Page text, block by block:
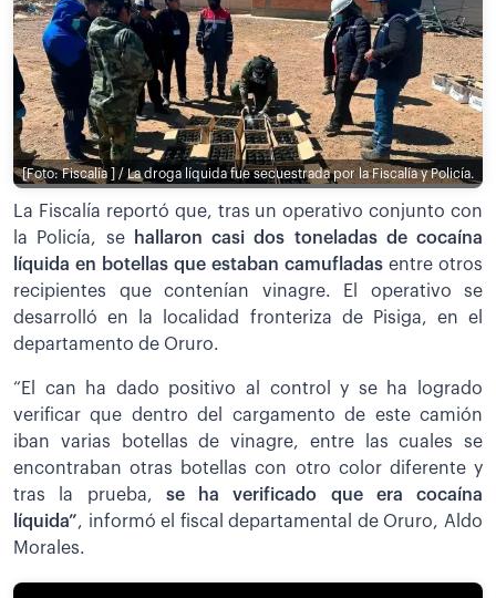
[Foto: Fiscalía ] / La droga líquida fue secuestrada por la Fiscalía y Policía.
La Fiscalía reportó que, tras un operativo conjunto con
la Policía, se
hallaron casi dos toneladas de cocaína
líquida en botellas que estaban camufladas entre otros
recipientes que contenían vinagre. El operativo se
desarrolló en la localidad fronteriza de Pisiga, en el
departamento de Oruro.
“El can ha dado positivo al control y se ha logrado
verificar que dentro del cargamento de este camión
iban varias botellas de vinagre, entre las cuales se
encontraban otras botellas con otro color diferente y
tras la prueba, se ha verificado que era cocaína
líquida”, informó el fiscal departamental de Oruro, Aldo
Morales.